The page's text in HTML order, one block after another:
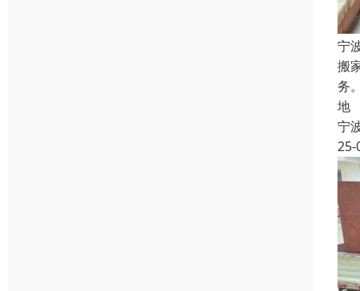
宁
搬
务
地
宁
25-